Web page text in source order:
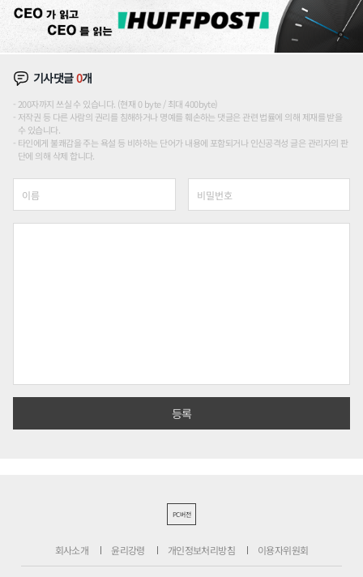
기사댓글0개
200자까지 쓰실 수 있습니다. (현재 0 byte / 최대 400byte)
저작권 등 다른 사람의 권리를 침해하거나 명예를 훼손하는 댓글은 관련 법률에 의해 제재를 받을
수 있습니다.
타인에게 불쾌감을 주는 욕설 등 비하하는 단어가 내용에 포함되거나 인신공격성 글은 관리자의 판
단에 의해 삭제 합니다.
PC버전
회사소개 윤리강령 개인정보처리방침 이용자위원회